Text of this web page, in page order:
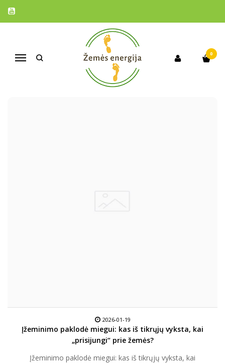
Navigacija
0
STRAIPSNIAI
Naudinga informacija Straipsniai
2026-01-19
Įžeminimo paklodė miegui: kas iš tikrųjų vyksta, kai
„prisijungi“ prie žemės?
Įžeminimo paklodė miegui: kas iš tikrųjų vyksta, kai